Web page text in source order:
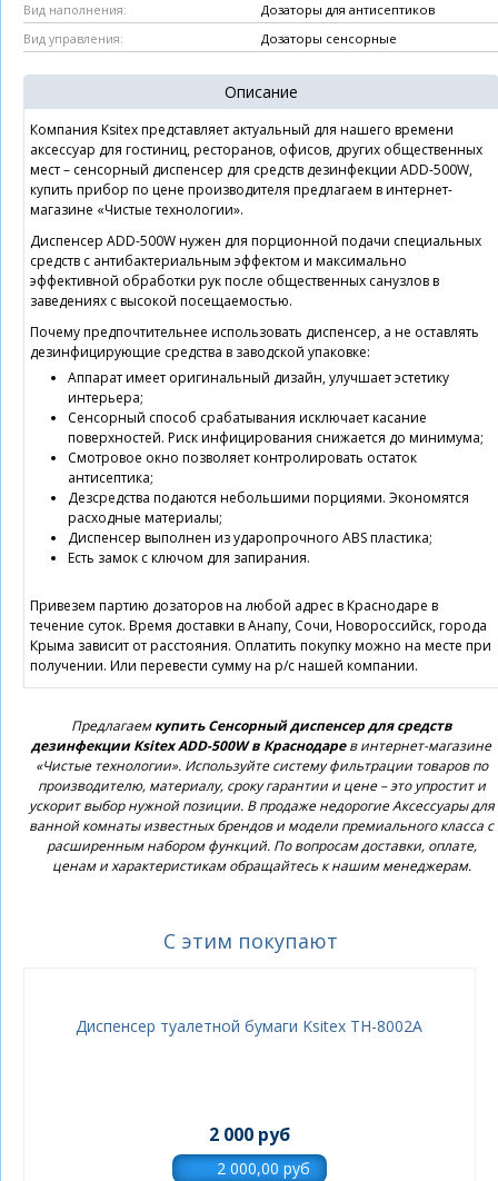
Вид наполнения: Дозаторы для антисептиков
Вид управления: Дозаторы сенсорные
Описание
Компания Ksitex представляет актуальный для нашего времени
аксессуар для гостиниц, ресторанов, офисов, других общественных
мест – сенсорный диспенсер для средств дезинфекции ADD-500W,
купить прибор по цене производителя предлагаем в интернет-
магазине «Чистые технологии».
Диспенсер ADD-500W нужен для порционной подачи специальных
средств с антибактериальным эффектом и максимально
эффективной обработки рук после общественных санузлов в
заведениях с высокой посещаемостью.
Почему предпочтительнее использовать диспенсер, а не оставлять
дезинфицирующие средства в заводской упаковке:
Аппарат имеет оригинальный дизайн, улучшает эстетику
интерьера;
Сенсорный способ срабатывания исключает касание
поверхностей. Риск инфицирования снижается до минимума;
Смотровое окно позволяет контролировать остаток
антисептика;
Дезсредства подаются небольшими порциями. Экономятся
расходные материалы;
Диспенсер выполнен из ударопрочного ABS пластика;
Есть замок с ключом для запирания.
Привезем партию дозаторов на любой адрес в Краснодаре в
течение суток. Время доставки в Анапу, Сочи, Новороссийск, города
Крыма зависит от расстояния. Оплатить покупку можно на месте при
получении. Или перевести сумму на р/с нашей компании.
Предлагаемкупить Сенсорный диспенсер для средств
дезинфекции Ksitex ADD-500W в Краснодарев интернет-магазине
«Чистые технологии». Используйте систему фильтрации товаров по
производителю, материалу, сроку гарантии и цене – это упростит и
ускорит выбор нужной позиции. В продаже недорогие Аксессуары для
ванной комнаты известных брендов и модели премиального класса с
расширенным набором функций. По вопросам доставки, оплате,
ценам и характеристикам обращайтесь к нашим менеджерам.
С этим покупают
Диспенсер туалетной бумаги Ksitex ТН-8002A
2 000 руб